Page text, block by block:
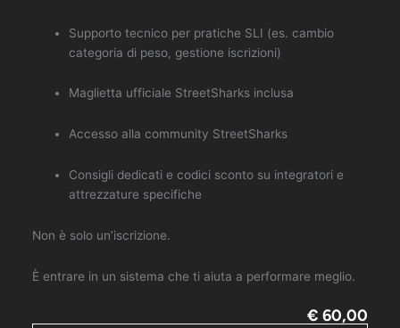
Supporto tecnico per pratiche SLI (es. cambio
categoria di peso, gestione iscrizioni)
Maglietta ufficiale StreetSharks inclusa
Accesso alla community StreetSharks
Consigli dedicati e codici sconto su integratori e
attrezzature specifiche
Non è solo un’iscrizione.
È entrare in un sistema che ti aiuta a performare meglio.
€ 60,00